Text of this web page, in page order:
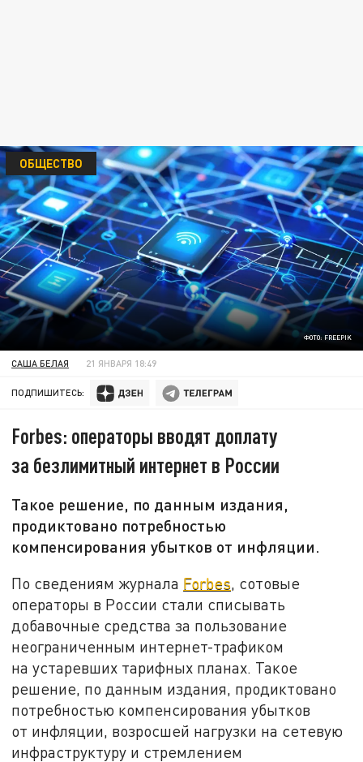
ФОТО: FREEPIK
ОБЩЕСТВО
САША БЕЛАЯ 21 ЯНВАРЯ 18:49
ПОДПИШИТЕСЬ:
Forbes: операторы вводят доплату
за безлимитный интернет в России
Такое решение, по данным издания,
продиктовано потребностью
компенсирования убытков от инфляции.
По сведениям журнала Forbes, сотовые
операторы в России стали списывать
добавочные средства за пользование
неограниченным интернет-трафиком
на устаревших тарифных планах. Такое
решение, по данным издания, продиктовано
потребностью компенсирования убытков
от инфляции, возросшей нагрузки на сетевую
инфраструктуру и стремлением